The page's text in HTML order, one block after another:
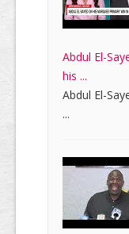
Abdul El-
his ...
Abdul El-
...